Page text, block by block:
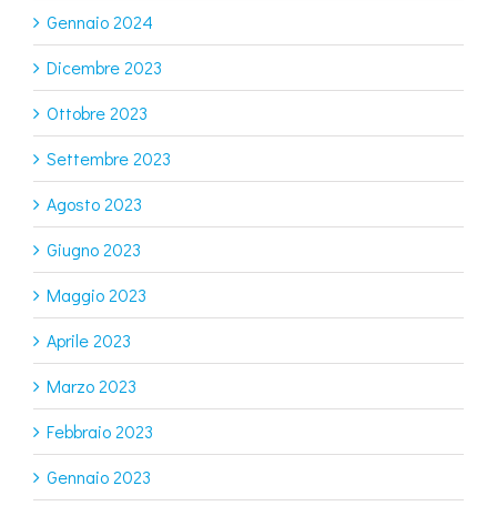
Gennaio 2024
Dicembre 2023
Ottobre 2023
Settembre 2023
Agosto 2023
Giugno 2023
Maggio 2023
Aprile 2023
Marzo 2023
Febbraio 2023
Gennaio 2023